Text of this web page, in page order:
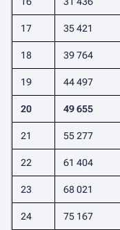
17 35 421
18 39 764
19 44 497
20 49 655
21 55 277
22 61 404
23 68 021
24 75 167